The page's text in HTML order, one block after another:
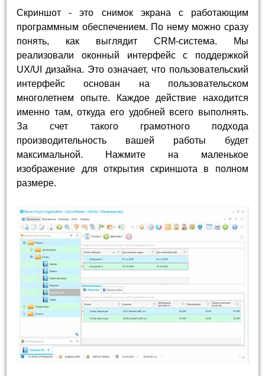
Скриншот - это снимок экрана с работающим
программным обеспечением. По нему можно сразу
понять, как выглядит CRM-система. Мы
реализовали оконный интерфейс с поддержкой
UX/UI дизайна. Это означает, что пользовательский
интерфейс основан на пользовательском
многолетнем опыте. Каждое действие находится
именно там, откуда его удобней всего выполнять.
За счет такого грамотного подхода
производительность вашей работы будет
максимальной. Нажмите на маленькое
изображение для открытия скриншота в полном
размере.